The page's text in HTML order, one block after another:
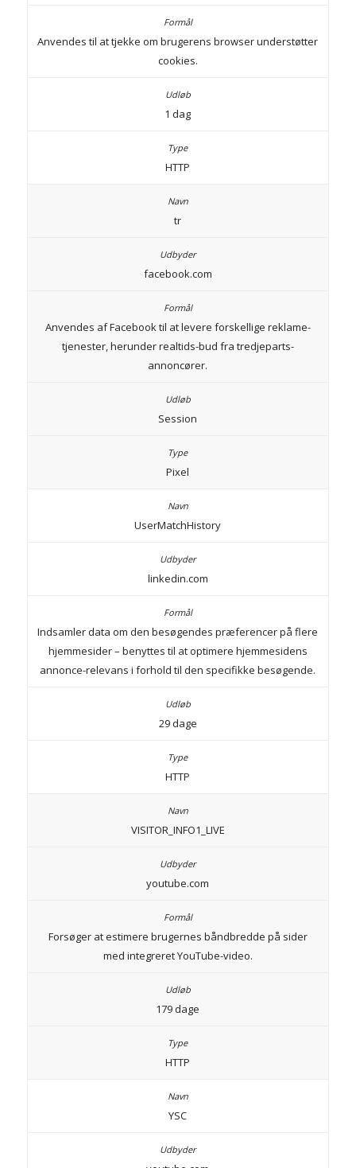
Anvendes til at tjekke om brugerens browser understøtter
cookies.
1 dag
HTTP
tr
facebook.com
Anvendes af Facebook til at levere forskellige reklame-
tjenester, herunder realtids-bud fra tredjeparts-
annoncører.
Session
Pixel
UserMatchHistory
linkedin.com
Indsamler data om den besøgendes præferencer på flere
hjemmesider – benyttes til at optimere hjemmesidens
annonce-relevans i forhold til den specifikke besøgende.
29 dage
HTTP
VISITOR_INFO1_LIVE
youtube.com
Forsøger at estimere brugernes båndbredde på sider
med integreret YouTube-video.
179 dage
HTTP
YSC